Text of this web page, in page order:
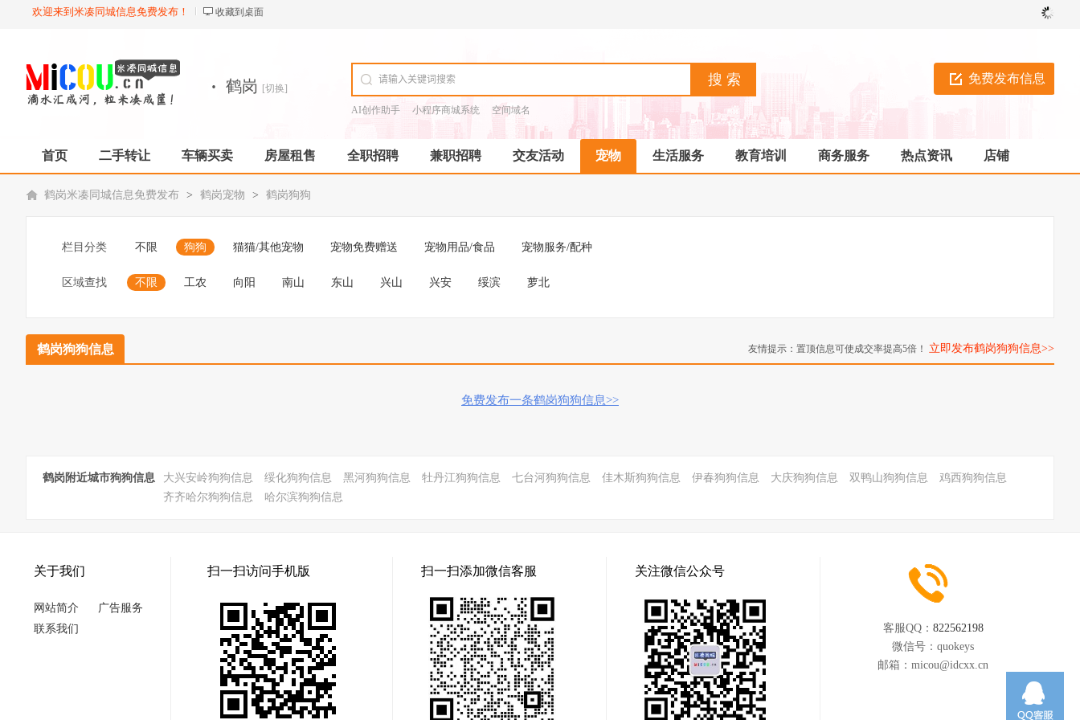
欢迎来到米凑同城信息免费发布！ 收藏到桌面
免费发布信息
· 鹤岗
[切换]
AI创作助手
小程序商城系统 空间域名
首页 二手转让 车辆买卖 房屋租售 全职招聘 兼职招聘 交友活动 宠物 生活服务 教育培训 商务服务 热点资讯 店铺
鹤岗米凑同城信息免费发布 > 鹤岗宠物 > 鹤岗狗狗
栏目分类 不限 狗狗 猫猫/其他宠物 宠物免费赠送 宠物用品/食品 宠物服务/配种
区域查找 不限 工农 向阳 南山 东山 兴山 兴安 绥滨 萝北
鹤岗狗狗信息 友情提示：置顶信息可使成交率提高5倍！ 立即发布鹤岗狗狗信息>>
免费发布一条鹤岗狗狗信息>>
鹤岗附近城市狗狗信息 大兴安岭狗狗信息 绥化狗狗信息 黑河狗狗信息 牡丹江狗狗信息 七台河狗狗信息 佳木斯狗狗信息 伊春狗狗信息 大庆狗狗信息 双鸭山狗狗信息
鸡西狗狗信息
齐齐哈尔狗狗信息
哈尔滨狗狗信息
关于我们
网站简介
广告服务
联系我们
扫一扫访问手机版 扫一扫添加微信客服 关注微信公众号
客服QQ： 822562198
微信号： quokeys
邮箱： micou@idcxx.cn